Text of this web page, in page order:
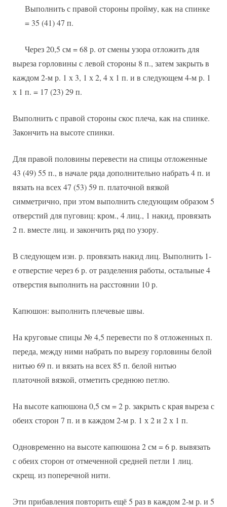
Выполнить с правой стороны пройму, как на спинке
= 35 (41) 47 п.
Через 20,5 см = 68 р. от смены узора отложить для
выреза горловины с левой стороны 8 п., затем закрыть в
каждом 2-м р. 1 х 3, 1 х 2, 4 х 1 п. и в следующем 4-м р. 1
х 1 п. = 17 (23) 29 п.
Выполнить с правой стороны скос плеча, как на спинке.
Закончить на высоте спинки.
Для правой половины перевести на спицы отложенные
43 (49) 55 п., в начале ряда дополнительно набрать 4 п. и
вязать на всех 47 (53) 59 п. платочной вязкой
симметрично, при этом выполнить следующим образом 5
отверстий для пуговиц: кром., 4 лиц., 1 накид, провязать
2 п. вместе лиц. и закончить ряд по узору.
В следующем изн. р. провязать накид лиц. Выполнить 1-
е отверстие через 6 р. от разделения работы, остальные 4
отверстия выполнить на расстоянии 10 р.
Капюшон: выполнить плечевые швы.
На круговые спицы № 4,5 перевести по 8 отложенных п.
переда, между ними набрать по вырезу горловины белой
нитью 69 п. и вязать на всех 85 п. белой нитью
платочной вязкой, отметить среднюю петлю.
На высоте капюшона 0,5 см = 2 р. закрыть с края выреза с
обеих сторон 7 п. и в каждом 2-м р. 1 х 2 и 2 х 1 п.
Одновременно на высоте капюшона 2 см = 6 р. вывязать
с обеих сторон от отмеченной средней петли 1 лиц.
скрещ. из поперечной нити.
Эти прибавления повторить ещё 5 раз в каждом 2-м р. и 5